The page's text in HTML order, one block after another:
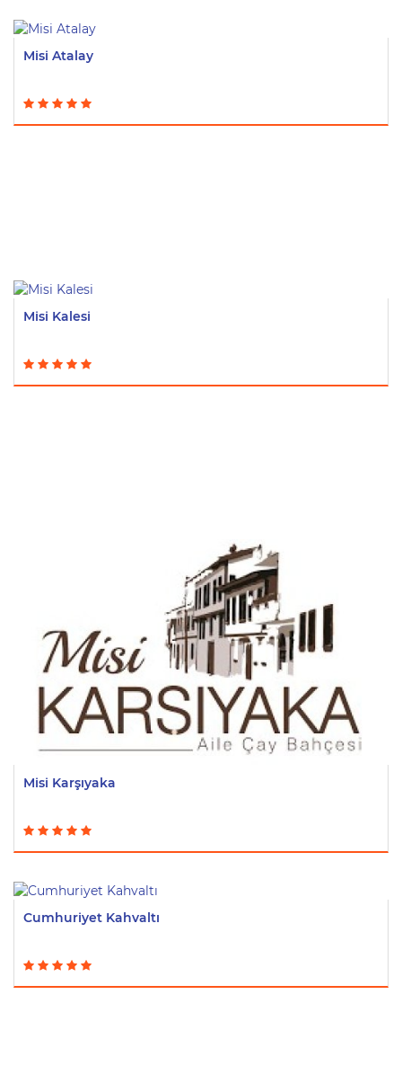
Misi Atalay
Misi Kalesi
Misi Karşıyaka
Cumhuriyet Kahvaltı